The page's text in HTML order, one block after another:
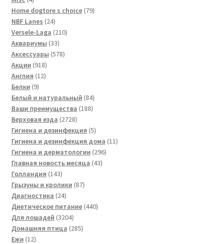
товара
Home dogtore s choice 7979
NBF Lanes 2424
товара
Versele-Laga 210210
Аквариумы 3333
товара
Аксессуары 578578
Акции 918918
товаров
Англия 1212
Белки 99
товаров
Белый и натуральный 8484
товара
Ваши преимущества 188188
Верховая езда 27282728
товаров
Гигиена и дезинфекция 55
товаров
Гигиена и дезинфекция дома 1111
Гигиена и дерматологии 296296
Главная новость месяца 4343
Голландия 143143
товара
Грызуны и кролики 8787
Диагностика 2424
товара
Диетическое питание 440440
Для лошадей 32043204
товара
Домашняя птица 285285
Ежи 1212